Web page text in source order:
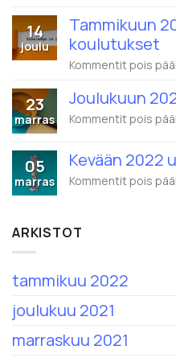
14
joulu
Tammikuun
koulutukset
Kommentit pois
23
marras
Joulukuun
Kommentit pois
05
marras
Kevään 2022
Kommentit pois
ARKISTOT
tammikuu 2022
joulukuu 2021
marraskuu 2021